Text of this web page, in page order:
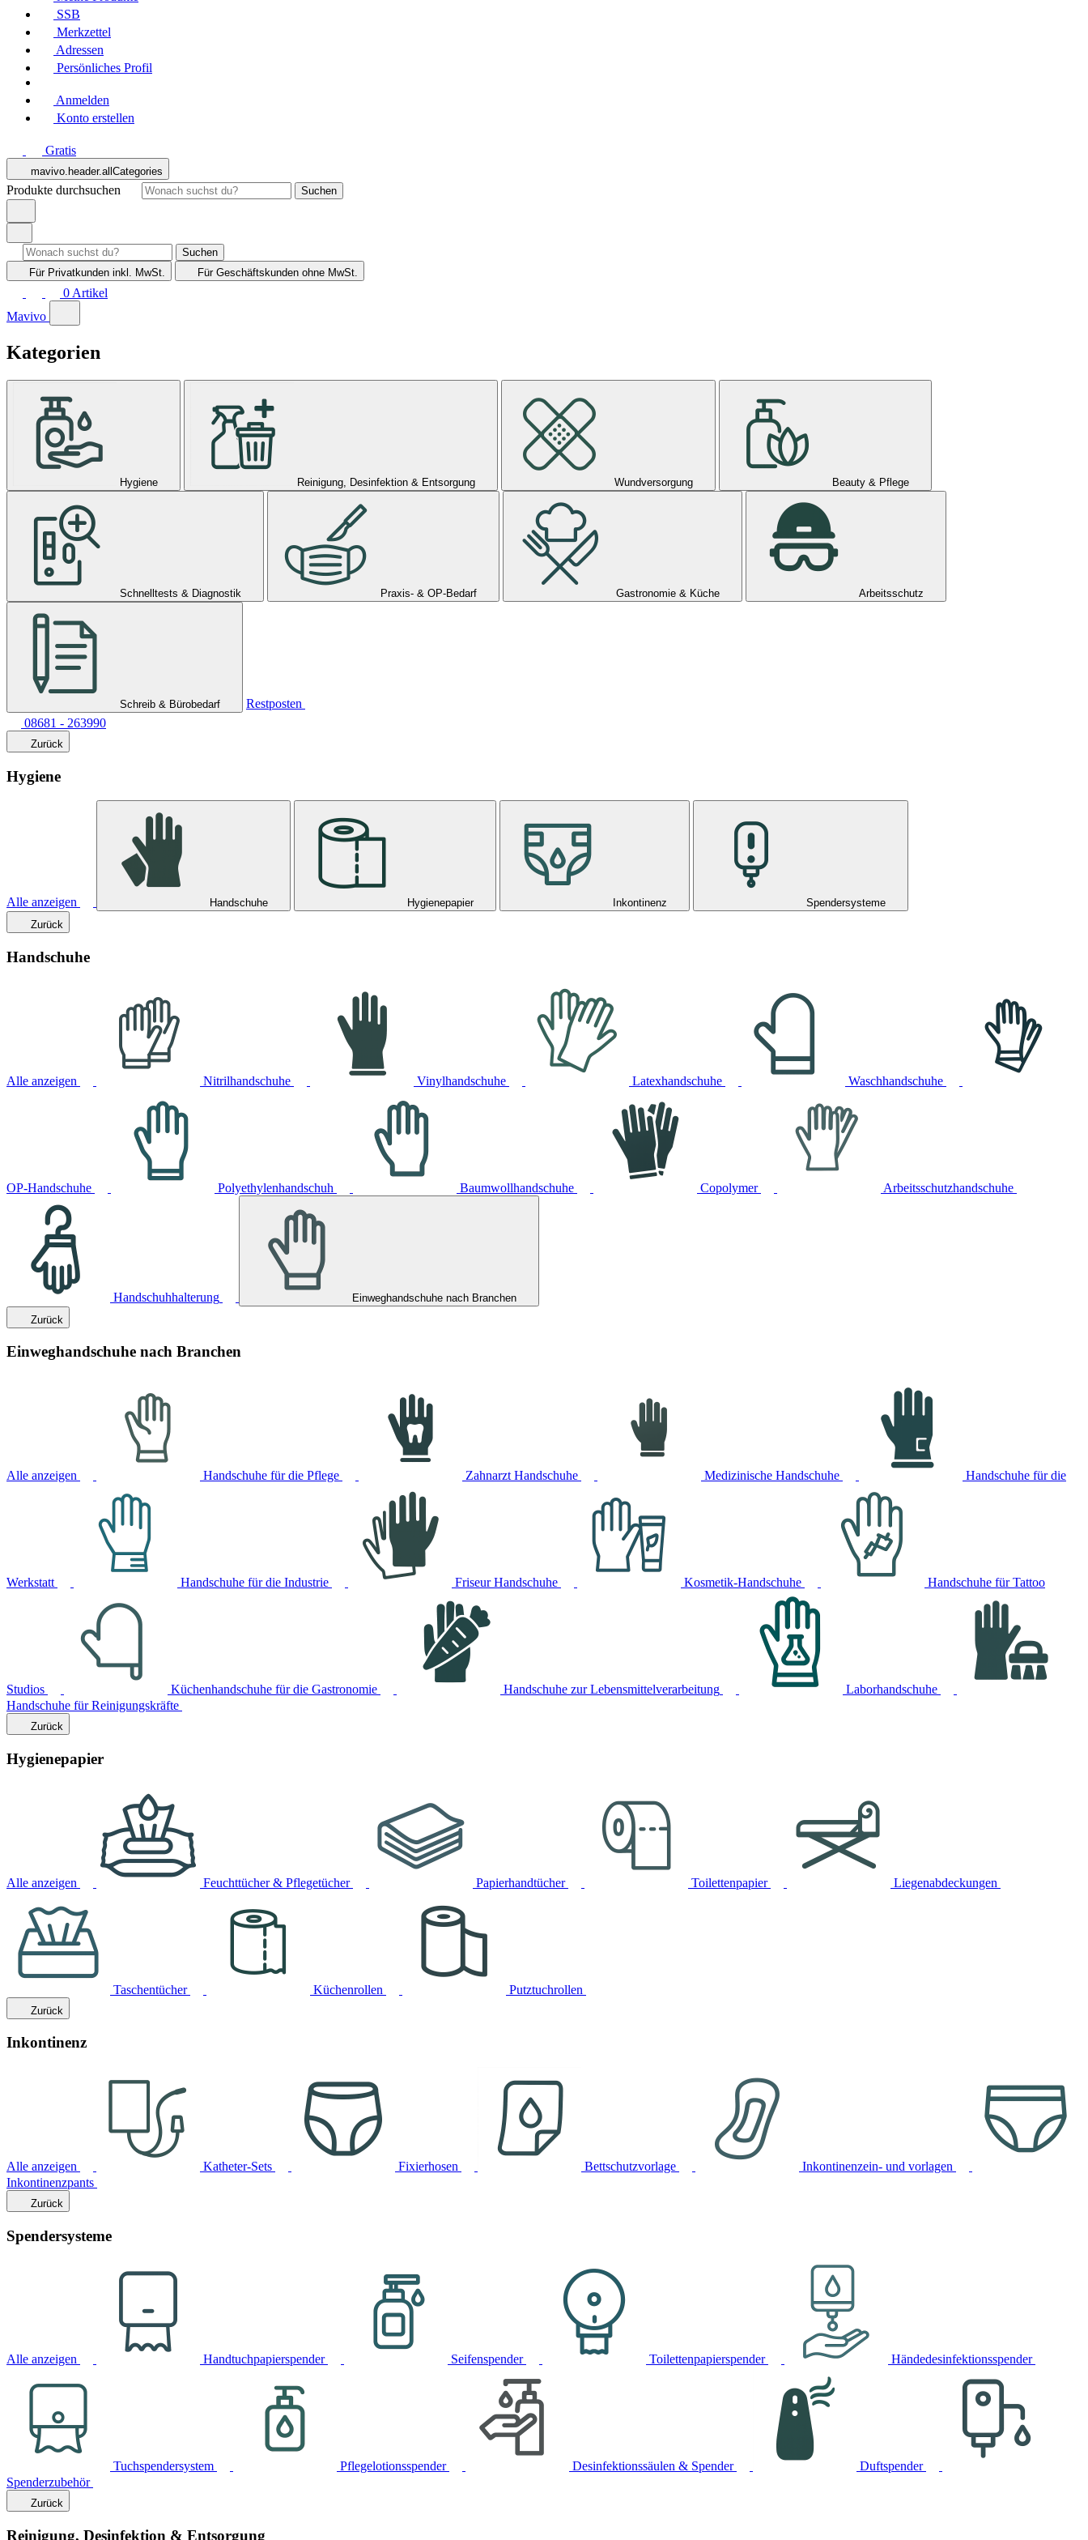
SSB
Merkzettel
Adressen
Persönliches Profil
Anmelden
Konto erstellen
Gratis
mavivo.header.allCategories
Produkte durchsuchen Suchen
Suchen
Für Privatkunden inkl. MwSt. Für Geschäftskunden ohne MwSt.
0 Artikel
Mavivo
Kategorien
Hygiene Reinigung, Desinfektion & Entsorgung Wundversorgung Beauty & Pflege
Schnelltests & Diagnostik Praxis- & OP-Bedarf Gastronomie & Küche Arbeitsschutz
Schreib & Bürobedarf
Restposten
08681 - 263990
Zurück
Hygiene
Alle anzeigen Handschuhe Hygienepapier Inkontinenz
Spendersysteme
Zurück
Handschuhe
Alle anzeigen Nitrilhandschuhe Vinylhandschuhe Latexhandschuhe Waschhandschuhe
OP-Handschuhe Polyethylenhandschuh Baumwollhandschuhe Copolymer Arbeitsschutzhandschuhe
Handschuhhalterung
Einweghandschuhe nach Branchen
Zurück
Einweghandschuhe nach Branchen
Alle anzeigen Handschuhe für die Pflege Zahnarzt Handschuhe Medizinische Handschuhe Handschuhe für die
Werkstatt Handschuhe für die Industrie Friseur Handschuhe Kosmetik-Handschuhe Handschuhe für Tattoo
Studios Küchenhandschuhe für die Gastronomie Handschuhe zur Lebensmittelverarbeitung
Laborhandschuhe
Handschuhe für Reinigungskräfte
Zurück
Hygienepapier
Alle anzeigen Feuchttücher & Pflegetücher Papierhandtücher Toilettenpapier Liegenabdeckungen
Taschentücher Küchenrollen Putztuchrollen
Zurück
Inkontinenz
Alle anzeigen Katheter-Sets Fixierhosen Bettschutzvorlage
Inkontinenzein- und vorlagen
Inkontinenzpants
Zurück
Spendersysteme
Alle anzeigen Handtuchpapierspender Seifenspender Toilettenpapierspender Händedesinfektionsspender
Tuchspendersystem Pflegelotionsspender Desinfektionssäulen & Spender
Duftspender
Spenderzubehör
Zurück
Reinigung, Desinfektion & Entsorgung